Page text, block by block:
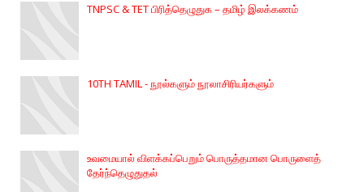
TNPSC & TET பிரித்தெழுதுக – தமிழ் இலக்கணம்
10TH TAMIL - நூல்களும் நூலாசிரியர்களும்
உவமையால் விளக்கப்பெறும் பொருத்தமான பொருளைத்
தேர்ந்தெழுதுதல்